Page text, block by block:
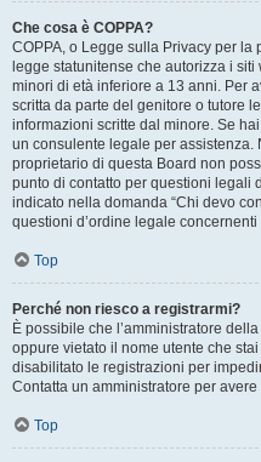
Che cosa è COPPA?
COPPA, o Legge sulla Privacy per
legge statunitense che autorizza i
minori di età inferiore a 13 anni. Per
scritta da parte del genitore o tutore
informazioni scritte dal minore. Se
un consulente legale per assistenza.
proprietario di questa Board non
punto di contatto per questioni legali
indicato nella domanda “Chi devo
questioni d’ordine legale concernenti
Top
Perché non riesco a registrarmi?
È possibile che l’amministratore
oppure vietato il nome utente che
disabilitato le registrazioni per
Contatta un amministratore per
Top